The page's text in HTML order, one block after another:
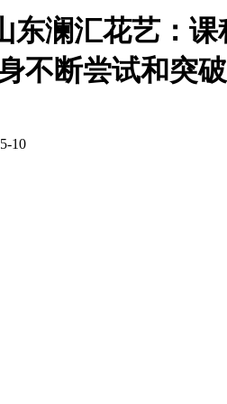
东澜汇花艺：
不断尝试和突破
10